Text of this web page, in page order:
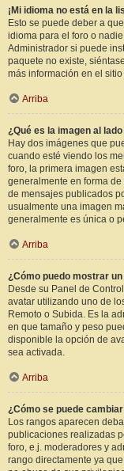
¡Mi idioma no está en la
Esto se puede deber a
idioma para el foro o
Administrador si puede
paquete no existe,
más información en el
Arriba
¿Qué es la imagen al
Hay dos imágenes que
cuando esté viendo los
foro, la primera imagen
generalmente en forma
de mensajes publicados
usualmente una imagen
generalmente es única o
Arriba
¿Cómo puedo mostrar
Desde su Panel de
avatar utilizando uno de
Remoto o Subida. Es la
en que tamaño y peso
disponible la opción de
sea activada.
Arriba
¿Cómo se puede
Los rangos aparecen
publicaciones realizadas
foro, e.j. moderadores y
rango directamente ya